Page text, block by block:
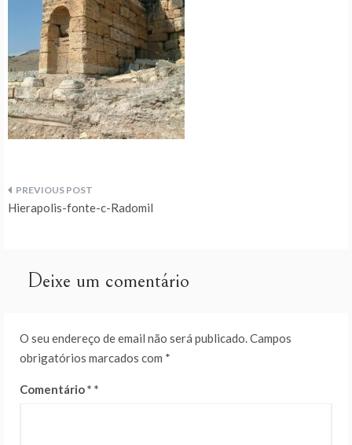
Navegação
artigos
Hierapolis-fonte-c-Radomil
Deixe um comentário
O seu endereço de email não será publicado.Campos
obrigatórios marcados com *
Comentário*